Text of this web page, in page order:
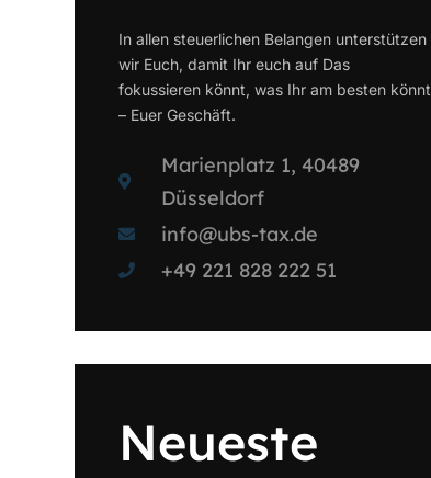
In allen steuerlichen Belangen unterstützen
wir Euch, damit Ihr euch auf Das
fokussieren könnt, was Ihr am besten könnt
– Euer Geschäft.
Marienplatz 1, 40489
Düsseldorf
info@ubs-tax.de
+49 221 828 222 51
Neueste